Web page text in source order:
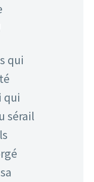
qui
qui
sérail